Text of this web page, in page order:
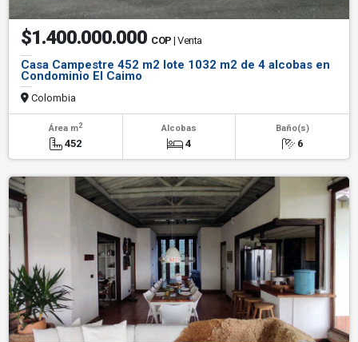
$1.400.000.000 COP | Venta
Casa Campestre 452 m2 lote 1032 m2 de 4 alcobas en
Condominio El Caimo
Colombia
Área m2
452
Alcobas
4
Baño(s)
6